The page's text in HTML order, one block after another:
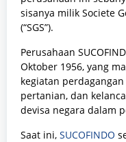
sisanya milik Societe
(“SGS”).
Perusahaan
Oktober 1956, yang
kegiatan
pertanian, dan
devisa negara dalam
Saat ini, SUCOFINDO